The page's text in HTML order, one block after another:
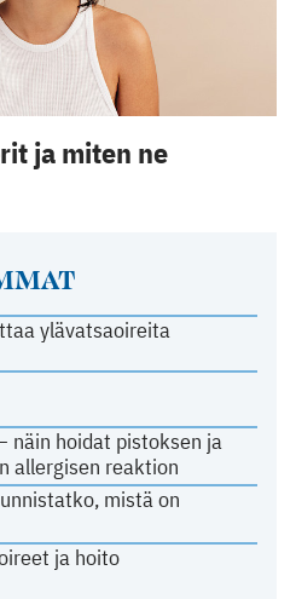
ylävatsaoireita
näin hoidat pistoksen ja
allergisen reaktion
mistä on
ja hoito
ja miten ne